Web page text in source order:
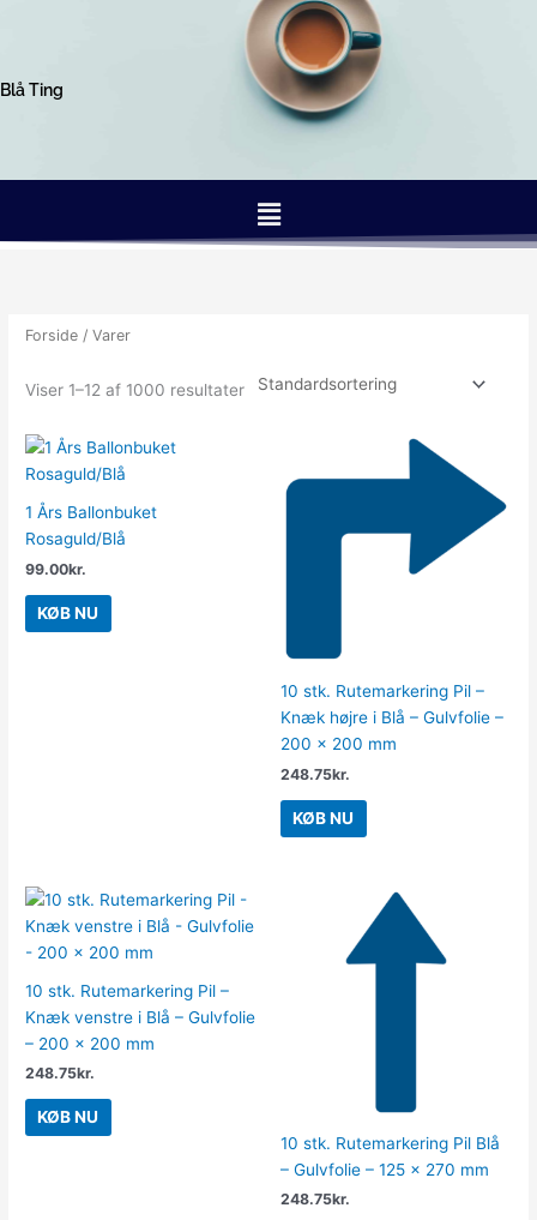
Blå Ting
Menu
Forside / Varer
Viser 1–12 af 1000 resultater
1 Års Ballonbuket
Rosaguld/Blå
99.00kr.
KØB NU
10 stk. Rutemarkering Pil –
Knæk højre i Blå – Gulvfolie –
200 x 200 mm
248.75kr.
KØB NU
10 stk. Rutemarkering Pil –
Knæk venstre i Blå – Gulvfolie
– 200 x 200 mm
248.75kr.
KØB NU
10 stk. Rutemarkering Pil Blå
– Gulvfolie – 125 x 270 mm
248.75kr.